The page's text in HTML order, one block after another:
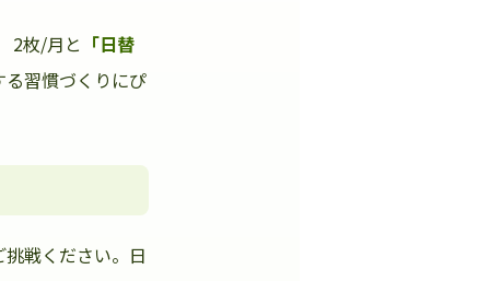
2枚/月と 「日替
習慣づくりにぴ
戦ください。日